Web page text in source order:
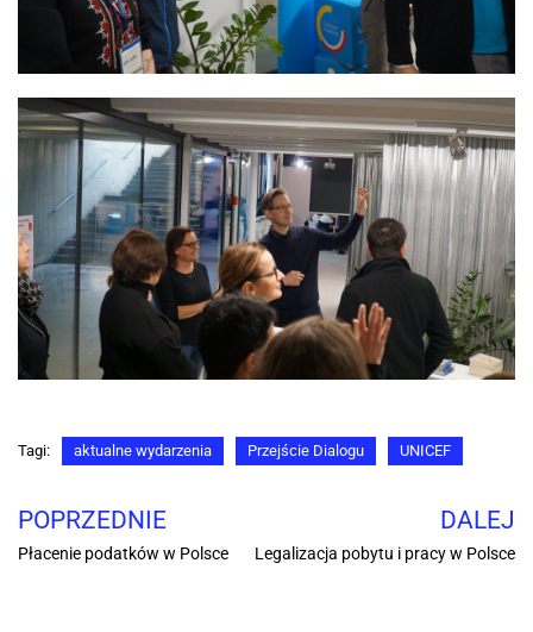
Tagi: aktualne wydarzenia Przejście Dialogu UNICEF
POPRZEDNIE
Płacenie podatków w Polsce
DALEJ
Legalizacja pobytu i pracy w Polsce